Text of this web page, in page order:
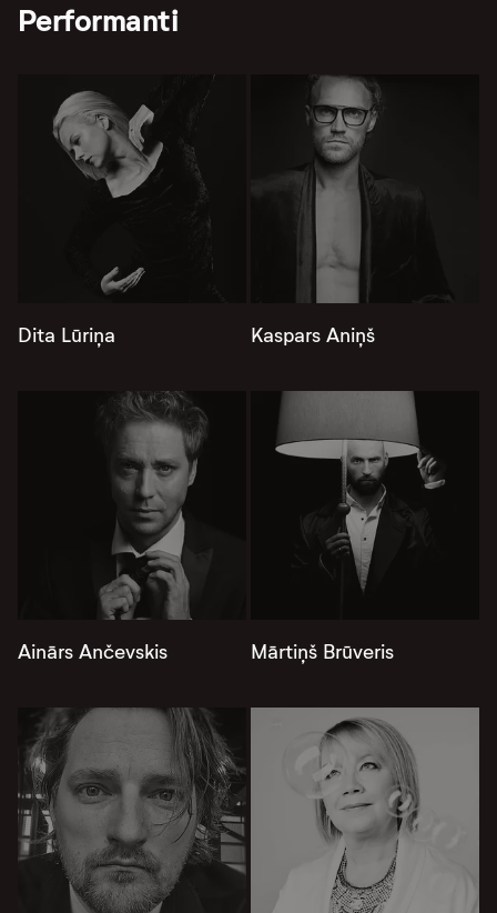
Performanti
Dita Lūriņa Kaspars Aniņš
Ainārs Ančevskis Mārtiņš Brūveris